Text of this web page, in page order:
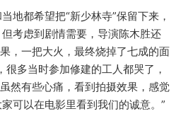
都希望把“新少林寺”保留下来，
考虑到剧情需要，导演陈木胜还
，一把大火，最终烧掉了七成的面
很多当时参加修建的工人都哭了，
然有些心痛，看到拍摄效果，感觉
可以在电影里看到我们的诚意。”